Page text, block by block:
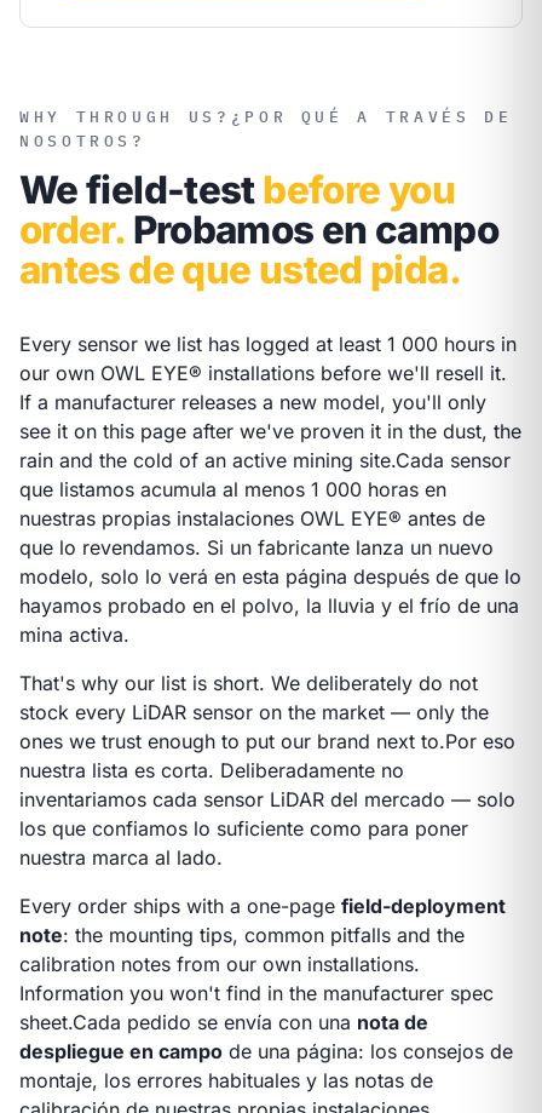
WHY THROUGH US? ¿POR QUÉ A TRAVÉS DE
NOSOTROS?
We field-testbefore you
order. Probamos en campo
antes de que usted pida.
Every sensor we list has logged at least 1 000 hours in
our own OWL EYE® installations before we'll resell it.
If a manufacturer releases a new model, you'll only
see it on this page after we've proven it in the dust, the
rain and the cold of an active mining site.Cada sensor
que listamos acumula al menos 1 000 horas en
nuestras propias instalaciones OWL EYE® antes de
que lo revendamos. Si un fabricante lanza un nuevo
modelo, solo lo verá en esta página después de que lo
hayamos probado en el polvo, la lluvia y el frío de una
mina activa.
That's why our list is short. We deliberately do not
stock every LiDAR sensor on the market — only the
ones we trust enough to put our brand next to.Por eso
nuestra lista es corta. Deliberadamente no
inventariamos cada sensor LiDAR del mercado — solo
los que confiamos lo suficiente como para poner
nuestra marca al lado.
Every order ships with a one-page field-deployment
note: the mounting tips, common pitfalls and the
calibration notes from our own installations.
Information you won't find in the manufacturer spec
sheet.Cada pedido se envía con una nota de
despliegue en campo de una página: los consejos de
montaje, los errores habituales y las notas de